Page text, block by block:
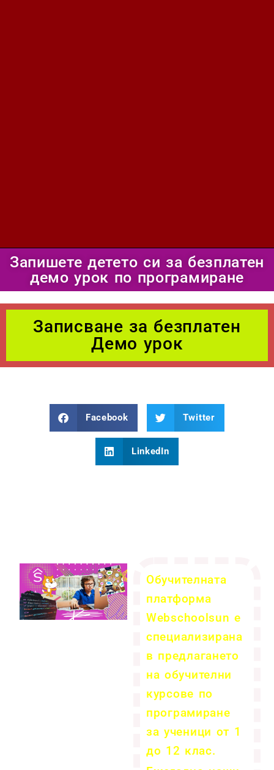
Запишете детето си за безплатен
демо урок по програмиране
Записване за безплатен
Демо урок
Facebook Twitter
LinkedIn
Обучителната
платформа
Webschoolsun е
специализирана
в предлагането
на обучителни
курсове по
програмиране
за ученици от 1
до 12 клас.